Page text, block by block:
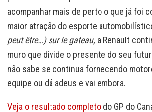
acompanhar mais de perto o que já foi
maior atração do esporte
peut être…) sur le gateau, a Renault
muro que divide o presente do seu
não sabe se continua fornecendo
equipe ou dá adeus e vai embora.
Veja o resultado completo do GP do